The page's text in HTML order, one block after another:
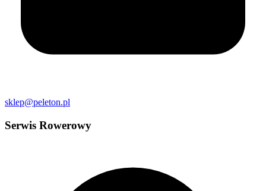
sklep@peleton.pl
Serwis Rowerowy